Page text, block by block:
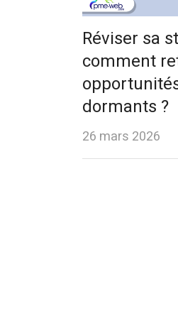
Réviser sa
comment
dormants ?
26 mars 2026